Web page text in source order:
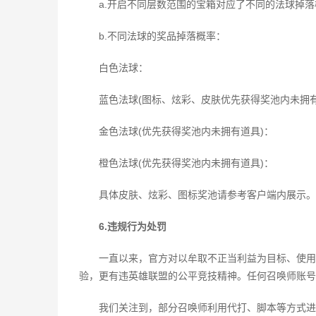
a.开启不同层数范围的宝箱对应了不同的法球掉
b.不同法球的奖品掉落概率：
白色法球：
蓝色法球(图标、炫彩、皮肤优先获得奖池内未拥
金色法球(优先获得奖池内未拥有道具)：
橙色法球(优先获得奖池内未拥有道具)：
具体皮肤、炫彩、图标奖池请参考客户端内展示。
6.违规行为处罚
一直以来，官方对以牟取不正当利益为目标、使
验，更有违英雄联盟的公平竞技精神。任何召唤师账
我们关注到，部分召唤师利用代打、脚本等方式